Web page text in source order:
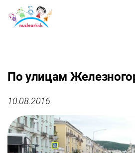
По улицам
10.08.2016